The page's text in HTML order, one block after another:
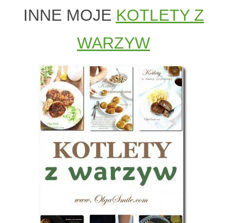
INNE MOJE KOTLETY Z
WARZYW